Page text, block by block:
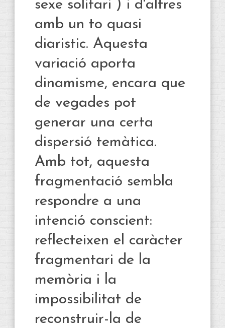
sexe solitari”) i d'altres
amb un to quasi
diaristic. Aquesta
variació aporta
dinamisme, encara que
de vegades pot
generar una certa
dispersió temàtica.
Amb tot, aquesta
fragmentació sembla
respondre a una
intenció conscient:
reflecteixen el caràcter
fragmentari de la
memòria i la
impossibilitat de
reconstruir-la de